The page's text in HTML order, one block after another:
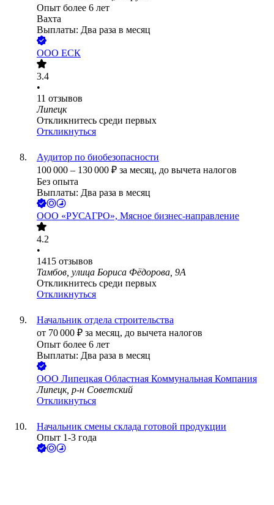
Опыт более 6 лет
Вахта
Выплаты: Два раза в месяц
ООО ЕСК
3.4
•
11 отзывов
Липецк
Откликнитесь среди первых
Откликнуться
Аудитор по биобезопасности
100 000 – 130 000 ₽ за месяц, до вычета налогов
Без опыта
Выплаты: Два раза в месяц
ООО «РУСАГРО», Мясное бизнес-направление
4.2
•
1415 отзывов
Тамбов, улица Бориса Фёдорова, 9А
Откликнитесь среди первых
Откликнуться
Начальник отдела строительства
от 70 000 ₽ за месяц, до вычета налогов
Опыт более 6 лет
Выплаты: Два раза в месяц
ООО Липецкая Областная Коммунальная Компания
Липецк, р-н Советский
Откликнуться
Начальник смены склада готовой продукции
Опыт 1-3 года